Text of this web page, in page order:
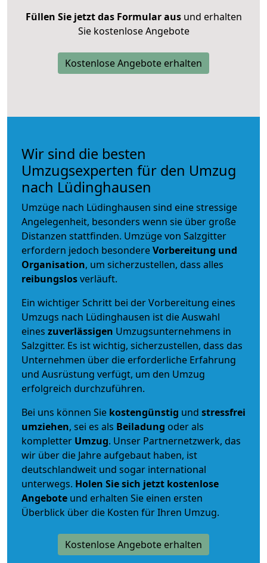
Füllen Sie jetzt das Formular ausund erhalten
Sie kostenlose Angebote
Kostenlose Angebote erhalten
Wir sind die besten
Umzugsexperten für den Umzug
nach Lüdinghausen
Umzüge nach Lüdinghausen sind eine stressige
Angelegenheit, besonders wenn sie über große
Distanzen stattfinden. Umzüge von Salzgitter
erfordern jedoch besondereVorbereitung und
Organisation, um sicherzustellen, dass alles
reibungslosverläuft.
Ein wichtiger Schritt bei der Vorbereitung eines
Umzugs nach Lüdinghausen ist die Auswahl
eines zuverlässigen Umzugsunternehmens in
Salzgitter. Es ist wichtig, sicherzustellen, dass das
Unternehmen über die erforderliche Erfahrung
und Ausrüstung verfügt, um den Umzug
erfolgreich durchzuführen.
Bei uns können Sie kostengünstig und stressfrei
umziehen, sei es als Beiladung oder als
kompletter Umzug. Unser Partnernetzwerk, das
wir über die Jahre aufgebaut haben, ist
deutschlandweit und sogar international
unterwegs. Holen Sie sich jetzt kostenlose
Angebote und erhalten Sie einen ersten
Überblick über die Kosten für Ihren Umzug.
Kostenlose Angebote erhalten